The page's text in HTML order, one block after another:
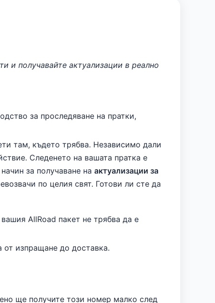
и получавайте актуализации в реално
за проследяване на пратки,
там, където трябва. Независимо дали
Следенето на вашата пратка е
за получаване на актуализации за
по целия свят. Готови ли сте да
AllRoad пакет не трябва да е
изпращане до доставка.
ще получите този номер малко след